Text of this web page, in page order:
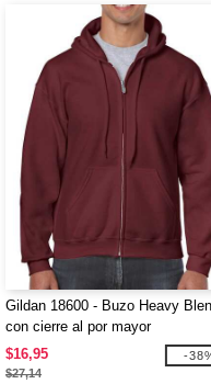
Gildan 18600 - Buzo Heavy
con cierre al por mayor
$16,95
$27,14
-